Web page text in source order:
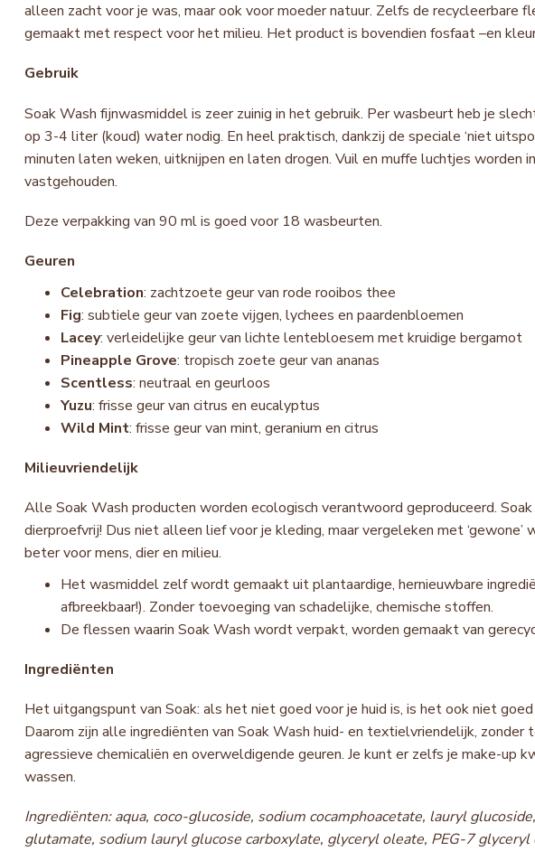
alleen zacht voor je was, maar ook voor moeder natuur. Zelfs de recycleerbare
gemaakt met respect voor het milieu. Het product is bovendien fosfaat –en
Gebruik
Soak Wash fijnwasmiddel is zeer zuinig in het gebruik. Per wasbeurt heb je
op 3-4 liter (koud) water nodig. En heel praktisch, dankzij de speciale ‘niet
minuten laten weken, uitknijpen en laten drogen. Vuil en muffe luchtjes worden
vastgehouden.
Deze verpakking van 90 ml is goed voor 18 wasbeurten.
Geuren
Celebration: zachtzoete geur van rode rooibos thee
Fig: subtiele geur van zoete vijgen, lychees en paardenbloemen
Lacey: verleidelijke geur van lichte lentebloesem met kruidige bergamot
Pineapple Grove: tropisch zoete geur van ananas
Scentless: neutraal en geurloos
Yuzu: frisse geur van citrus en eucalyptus
Wild Mint: frisse geur van mint, geranium en citrus
Milieuvriendelijk
Alle Soak Wash producten worden ecologisch verantwoord geproduceerd.
dierproefvrij! Dus niet alleen lief voor je kleding, maar vergeleken met ‘gewone’
beter voor mens, dier en milieu.
Het wasmiddel zelf wordt gemaakt uit plantaardige, hernieuwbare
afbreekbaar!). Zonder toevoeging van schadelijke, chemische stoffen.
De flessen waarin Soak Wash wordt verpakt, worden gemaakt van
Ingrediënten
Het uitgangspunt van Soak: als het niet goed voor je huid is, is het ook niet
Daarom zijn alle ingrediënten van Soak Wash huid- en textielvriendelijk, zonder
agressieve chemicaliën en overweldigende geuren. Je kunt er zelfs je make-up
wassen.
Ingrediënten: aqua, coco-glucoside, sodium cocamphoacetate, lauryl
glutamate, sodium lauryl glucose carboxylate, glyceryl oleate, PEG-7 glyceryl